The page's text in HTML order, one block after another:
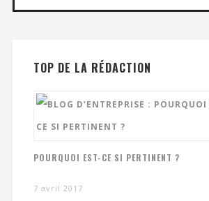
TOP DE LA RÉDACTION
POURQUOI EST-CE SI PERTINENT ?
7 avril 2017